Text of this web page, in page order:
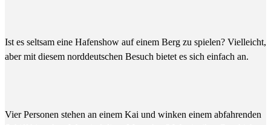
Ist es seltsam eine Hafenshow auf einem Berg zu spielen? Vielleicht,
aber mit diesem norddeutschen Besuch bietet es sich einfach an.
Vier Personen stehen an einem Kai und winken einem abfahrenden